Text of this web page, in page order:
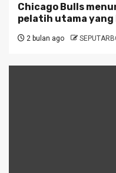
Chicago Bulls
pelatih utama yang
2 bulan ago